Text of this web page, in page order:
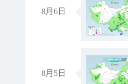
8月6日
8月5日